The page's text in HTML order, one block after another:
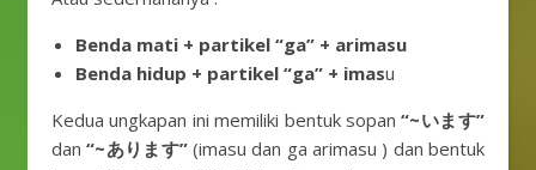
Benda mati + partikel “ga” + arimasu
Benda hidup + partikel “ga” + imasu
Kedua ungkapan ini memiliki bentuk sopan “~います”
dan“~あります”(imasu dan ga arimasu ) dan bentuk